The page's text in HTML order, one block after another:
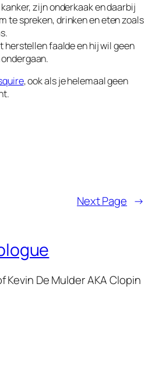
zijn onderkaak en daarbij
te spreken, drinken en eten zoals
herstellen faalde en hij wil geen
, ook als je helemaal geen
Next Page →
Kevin De Mulder AKA Clopin